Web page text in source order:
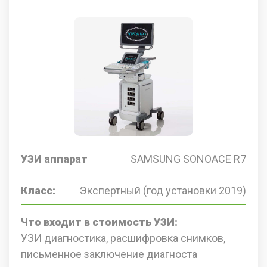
УЗИ аппарат SAMSUNG SONOACE R7
Класс: Экспертный (год установки 2019)
Что входит в стоимость УЗИ:
УЗИ диагностика, расшифровка снимков,
письменное заключение диагноста